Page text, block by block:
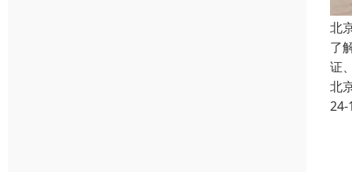
北
了
证
北
24-